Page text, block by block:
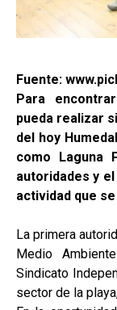
Fuente:
Para
pueda realizar
del hoy
como Laguna
autoridades y
actividad que
La primera
Medio
Sindicato
sector de la